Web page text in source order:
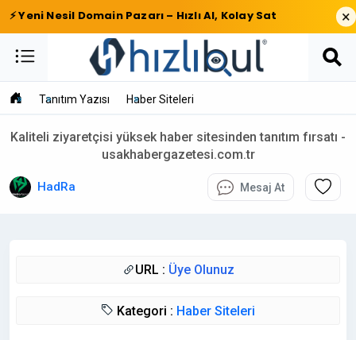
⚡ Yeni Nesil Domain Pazarı – Hızlı Al, Kolay Sat ×
Tanıtım Yazısı Haber Siteleri
Kaliteli ziyaretçisi yüksek haber sitesinden tanıtım fırsatı -
usakhabergazetesi.com.tr
HadRa Mesaj At
URL : Üye Olunuz
Kategori : Haber Siteleri